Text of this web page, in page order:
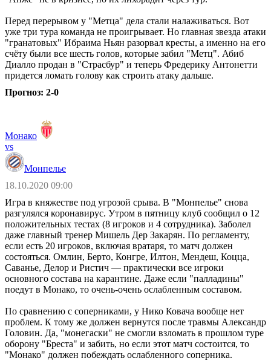
Перед перерывом у "Метца" дела стали налаживаться. Вот
уже три тура команда не проигрывает. Но главная звезда атаки
"гранатовых" Ибраима Ньян разорвал кресты, а именно на его
счёту были все шесть голов, которые забил "Метц". Абиб
Диалло продан в "Страсбур" и теперь Фредерику Антонетти
придется ломать голову как строить атаку дальше.
Прогноз: 2-0
Монако
vs
Монпелье
18.10.2020 09:00
Игра в княжестве под угрозой срыва. В "Монпелье" снова
разгулялся коронавирус. Утром в пятницу клуб сообщил о 12
положительных тестах (8 игроков и 4 сотрудника). Заболел
даже главный тренер Мишель Дер Закарян. По регламенту,
если есть 20 игроков, включая вратаря, то матч должен
состояться. Омлин, Берто, Конгре, Илтон, Мендеш, Коцца,
Саванье, Делор и Ристич — практически все игроки
основного состава на карантине. Даже если "палладины"
поедут в Монако, то очень-очень ослабленным составом.
По сравнению с соперниками, у Нико Ковача вообще нет
проблем. К тому же должен вернутся после травмы Александр
Головин. Да, "монегаски" не смогли взломать в прошлом туре
оборону "Бреста" и забить, но если этот матч состоится, то
"Монако" должен побеждать ослабленного соперника.